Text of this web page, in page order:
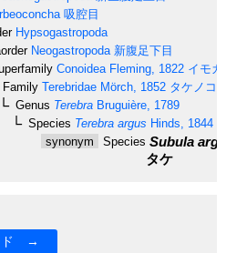
吸腔目
Hypsogastropoda
Neogastropoda 新腹足下目
Conoidea Fleming, 1822 イモ
Family Terebridae Mörch, 1852 タケノコ
Genus Terebra Bruguière, 1789
Species Terebra argus Hinds, 1844
synonym
Species Subula
タケ
ド →